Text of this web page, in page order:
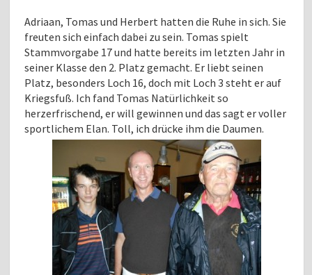
Adriaan, Tomas und Herbert hatten die Ruhe in sich. Sie
freuten sich einfach dabei zu sein. Tomas spielt
Stammvorgabe 17 und hatte bereits im letzten Jahr in
seiner Klasse den 2. Platz gemacht. Er liebt seinen
Platz, besonders Loch 16, doch mit Loch 3 steht er auf
Kriegsfuß. Ich fand Tomas Natürlichkeit so
herzerfrischend, er will gewinnen und das sagt er voller
sportlichem Elan. Toll, ich drücke ihm die Daumen.